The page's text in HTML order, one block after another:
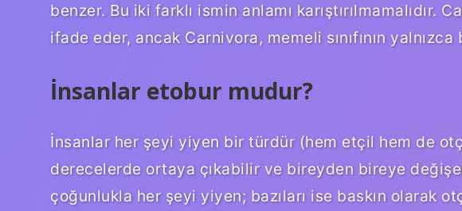
benzer. Bu iki farklı ismin anlamı karıştırılmamalıdır.
ifade eder, ancak Carnivora, memeli sınıfının yalnızca
İnsanlar etobur mudur?
İnsanlar her şeyi yiyen bir türdür (hem etçil hem de
derecelerde ortaya çıkabilir ve bireyden bireye
çoğunlukla her şeyi yiyen; bazıları ise baskın olarak